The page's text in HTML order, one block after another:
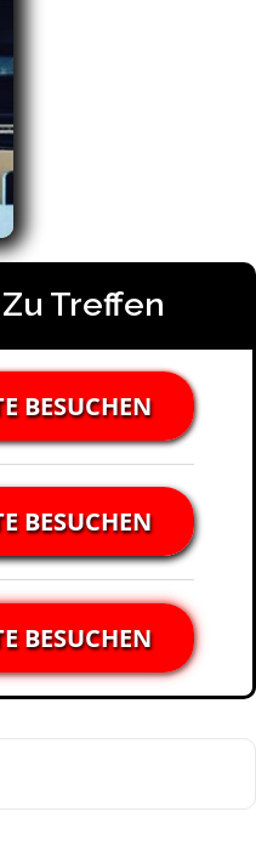
Treffen
BESUCHEN
BESUCHEN
BESUCHEN